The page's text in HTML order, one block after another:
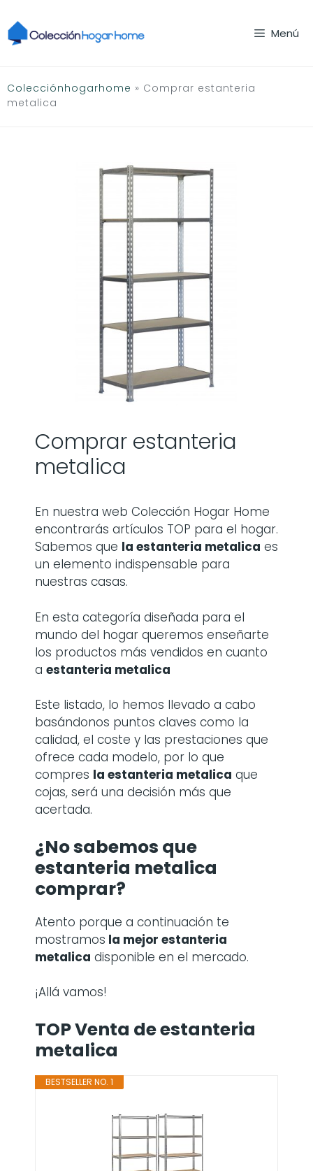
al
contenido
Menú
Colecciónhogarhome » Comprar estanteria
metalica
Comprar estanteria
metalica
En nuestra web Colección Hogar Home
encontrarás artículos TOP para el hogar.
Sabemos que la estanteria metalica es
un elemento indispensable para
nuestras casas.
En esta categoría diseñada para el
mundo del hogar queremos enseñarte
los productos más vendidos en cuanto
a estanteria metalica
Este listado, lo hemos llevado a cabo
basándonos puntos claves como la
calidad, el coste y las prestaciones que
ofrece cada modelo, por lo que
compres la estanteria metalica que
cojas, será una decisión más que
acertada.
¿No sabemos que
estanteria metalica
comprar?
Atento porque a continuación te
mostramos la mejor estanteria
metalica disponible en el mercado.
¡Allá vamos!
TOP Venta de estanteria
metalica
BESTSELLER NO. 1